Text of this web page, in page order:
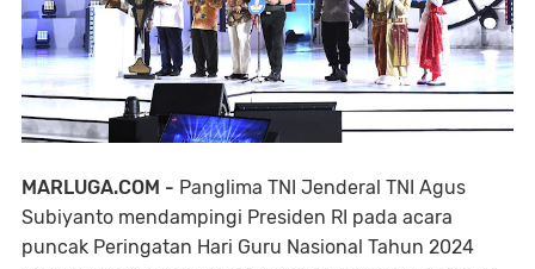
MARLUGA.COM - Panglima TNI Jenderal TNI Agus
Subiyanto mendampingi Presiden RI pada acara
puncak Peringatan Hari Guru Nasional Tahun 2024